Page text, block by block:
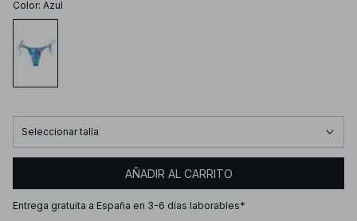
Color: Azul
Seleccionar talla
AÑADIR AL CARRITO
Entrega gratuita a España en 3-6 días laborables*